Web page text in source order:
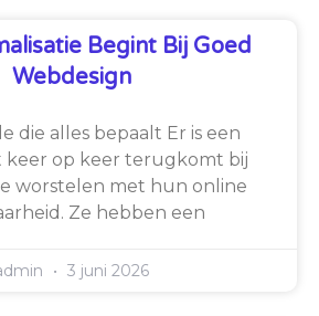
Begint Bij Goed
Webdesign
die alles bepaalt Er is een
keer op keer terugkomt bij
worstelen met hun online
Ze hebben een
3 juni 2026